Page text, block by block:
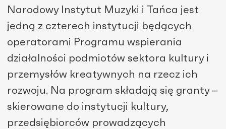
Narodowy Instytut Muzyki i Tańca jest
jedną z czterech instytucji będących
operatorami Programu wspierania
działalności podmiotów sektora kultury i
przemysłów kreatywnych na rzecz ich
rozwoju. Na program składają się granty –
skierowane do instytucji kultury,
przedsiębiorców prowadzących